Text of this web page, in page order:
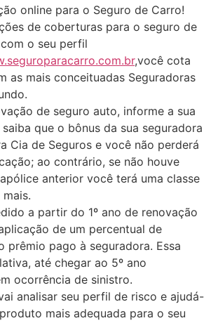
online para o Seguro de Carro!
de coberturas para o seguro de
o seu perfil
,você cota
as mais conceituadas Seguradoras
de seguro auto, informe a sua
que o bônus da sua seguradora
Cia de Seguros e você não perderá
ao contrário, se não houve
anterior você terá uma classe
a partir do 1º ano de renovação
de um percentual de
prêmio pago à seguradora. Essa
até chegar ao 5º ano
ocorrência de sinistro.
analisar seu perfil de risco e ajudá-
mais adequada para o seu